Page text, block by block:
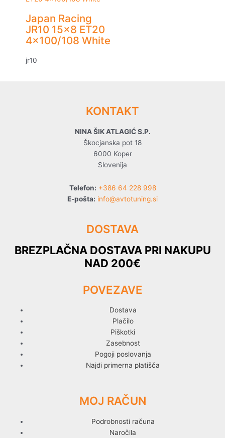
Japan Racing
JR10 15×8 ET20
4×100/108 White
jr10
KONTAKT
NINA ŠIK ATLAGIĆ S.P.
Škocjanska pot 18
6000 Koper
Slovenija
Telefon: +386 64 228 998
E-pošta: info@avtotuning.si
DOSTAVA
BREZPLAČNA DOSTAVA PRI NAKUPU
NAD 200€
POVEZAVE
Dostava
Plačilo
Piškotki
Zasebnost
Pogoji poslovanja
Najdi primerna platišča
MOJ RAČUN
Podrobnosti računa
Naročila